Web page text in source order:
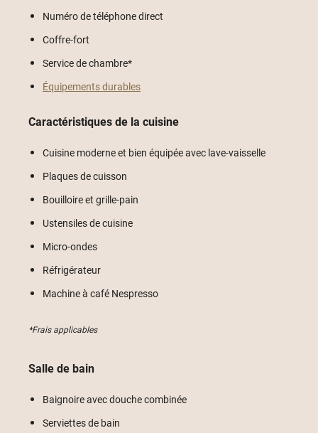
Numéro de téléphone direct
Coffre-fort
Service de chambre*
Équipements durables
Caractéristiques de la cuisine
Cuisine moderne et bien équipée avec lave-vaisselle
Plaques de cuisson
Bouilloire et grille-pain
Ustensiles de cuisine
Micro-ondes
Réfrigérateur
Machine à café Nespresso
*Frais applicables
Salle de bain
Baignoire avec douche combinée
Serviettes de bain